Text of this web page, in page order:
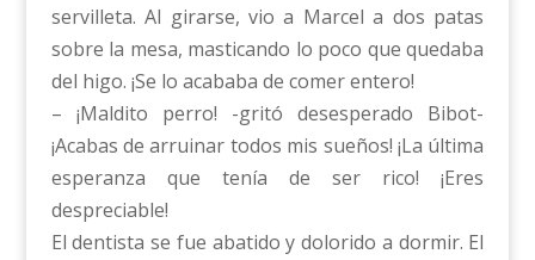
servilleta. Al girarse, vio a Marcel a dos patas
sobre la mesa, masticando lo poco que quedaba
del higo. ¡Se lo acababa de comer entero!
– ¡Maldito perro! -gritó desesperado Bibot-
¡Acabas de arruinar todos mis sueños! ¡La última
esperanza que tenía de ser rico! ¡Eres
despreciable!
El dentista se fue abatido y dolorido a dormir. El